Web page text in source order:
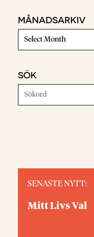
MÅNADSARKIV
SÖK
SENASTE NYTT:
Mitt Livs Val